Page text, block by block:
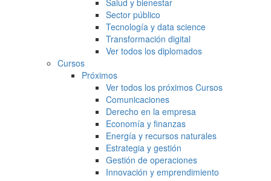
Salud y bienestar
Sector público
Tecnología y data science
Transformación digital
Ver todos los diplomados
Cursos
Próximos
Ver todos los próximos Cursos
Comunicaciones
Derecho en la empresa
Economía y finanzas
Energía y recursos naturales
Estrategia y gestión
Gestión de operaciones
Innovación y emprendimiento